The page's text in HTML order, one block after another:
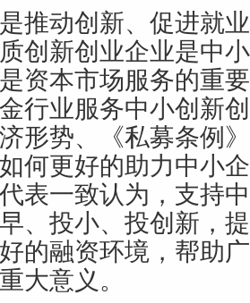
动创新、促进就业
创新创业企业是中
资本市场服务的重
行业服务中小创新
形势、《私募条例
何更好的助力中小
表一致认为，支持
、投小、投创新，
的融资环境，帮助
大意义。